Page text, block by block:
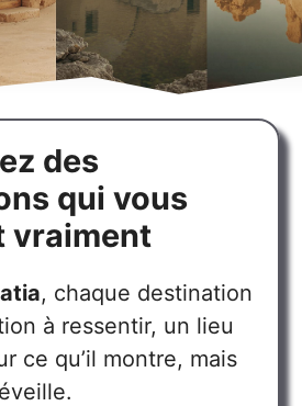
des
qui vous
vraiment
, chaque destination
à ressentir, un lieu
ce qu’il montre, mais